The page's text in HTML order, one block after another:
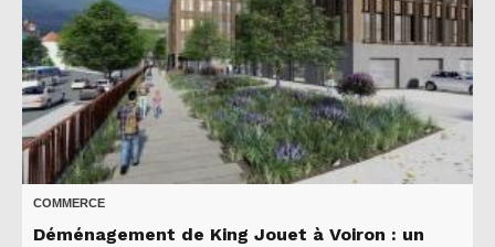
COMMERCE
Déménagement de King Jouet à Voiron : un